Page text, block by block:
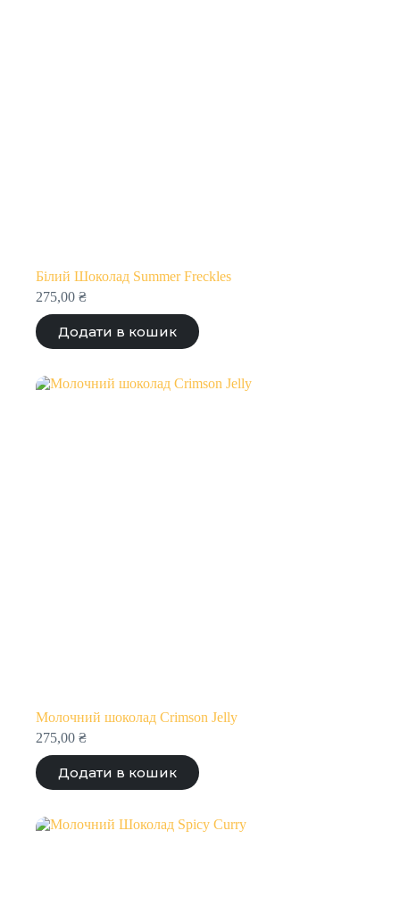
Білий Шоколад Summer Freckles
275,00 ₴
Додати в кошик
Молочний шоколад Crimson Jelly
275,00 ₴
Додати в кошик